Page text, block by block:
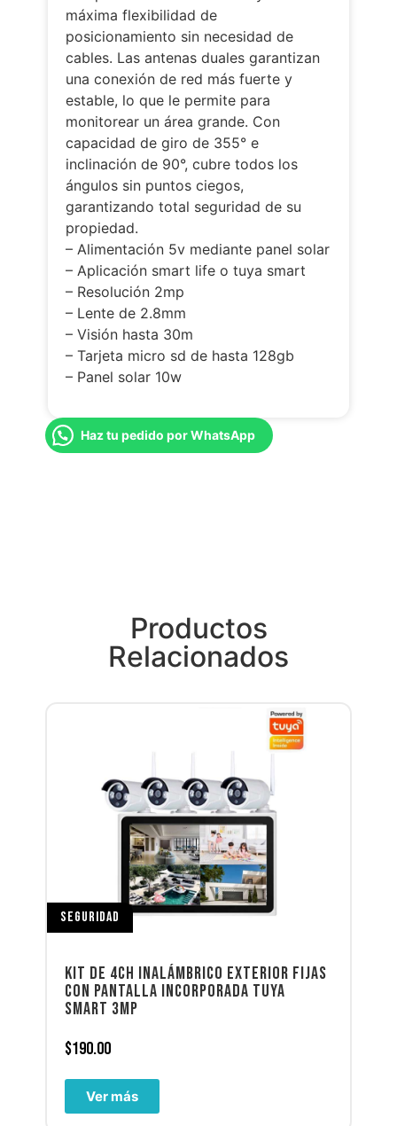
máxima flexibilidad de
posicionamiento sin necesidad de
cables. Las antenas duales garantizan
una conexión de red más fuerte y
estable, lo que le permite para
monitorear un área grande. Con
capacidad de giro de 355° e
inclinación de 90°, cubre todos los
ángulos sin puntos ciegos,
garantizando total seguridad de su
propiedad.
– Alimentación 5v mediante panel solar
– Aplicación smart life o tuya smart
– Resolución 2mp
– Lente de 2.8mm
– Visión hasta 30m
– Tarjeta micro sd de hasta 128gb
– Panel solar 10w
Haz tu pedido por WhatsApp
Productos
Relacionados
SEGURIDAD
KIT DE 4CH INALÁMBRICO EXTERIOR FIJAS
CON PANTALLA INCORPORADA TUYA
SMART 3MP
$190.00
Ver más